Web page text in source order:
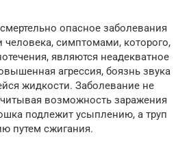
опасное заболевания
человека, симптомами, которого,
являются неадекватное
агрессия, боязнь звука
жидкости. Заболевание не
возможность заражения
подлежит усыплению, а труп
путем сжигания.